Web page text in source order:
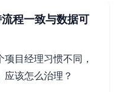
程一致与数据可
目经理习惯不同，
该怎么治理？